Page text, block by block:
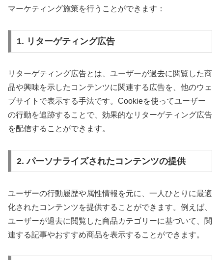
マーケティング施策を行うことができます：
1. リターゲティング広告
リターゲティング広告とは、ユーザーが過去に閲覧した商
品や興味を示したコンテンツに関連する広告を、他のウェ
ブサイトで表示する手法です。Cookieを使ってユーザー
の行動を追跡することで、効果的なリターゲティング広告
を配信することができます。
2. パーソナライズされたコンテンツの提供
ユーザーの行動履歴や属性情報を元に、一人ひとりに最適
化されたコンテンツを提供することができます。例えば、
ユーザーが過去に閲覧した商品カテゴリーに基づいて、関
連する記事やおすすめ商品を表示することができます。